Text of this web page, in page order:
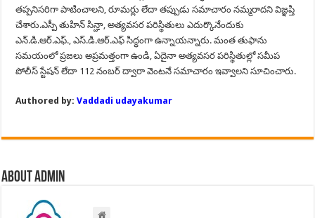
తప్పనిసరిగా పాటించాలని, రూమర్లు లేదా తప్పుడు సమాచారం నమ్మరాదని విజ్ఞప్తి
చేశారు.ఎస్పీ తుహిన్ సిన్హా, అత్యవసర పరిస్థితులు ఎదుర్కొనేందుకు
ఎన్.డి.ఆర్.ఎఫ్., ఎస్.డి.ఆర్.ఎఫ్ సిద్ధంగా ఉన్నాయన్నారు. మంత తుఫాను
సమయంలో ప్రజలు అప్రమత్తంగా ఉండి, ఏదైనా అత్యవసర పరిస్థితుల్లో సమీప
పోలీస్ స్టేషన్ లేదా 112 నంబర్ ద్వారా వెంటనే సమాచారం ఇవ్వాలని సూచించారు.
Authored by:Vaddadi udayakumar
About admin